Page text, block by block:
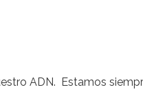
ADN. Estamos